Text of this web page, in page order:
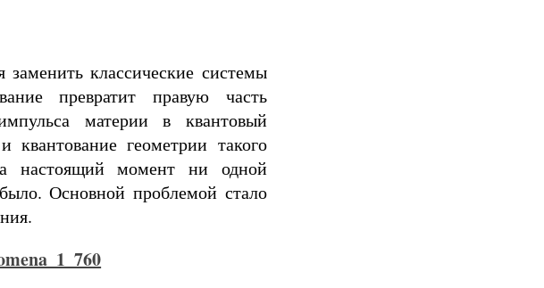
классические системы
превратит правую часть
материи в квантовый
геометрии такого
настоящий момент ни одной
Основной проблемой стало